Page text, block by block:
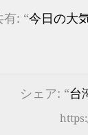
有: “今日の大
シェア: “台